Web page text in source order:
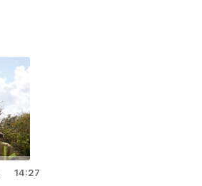
14:27